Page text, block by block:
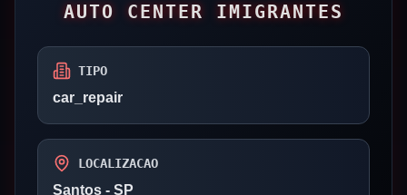
AUTO CENTER IMIGRANTES
TIPO
car_repair
LOCALIZACAO
Santos - SP